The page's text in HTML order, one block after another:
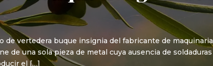
de vertedera buque insignia del fabricante de
de una sola pieza de metal cuya ausencia de
el […]